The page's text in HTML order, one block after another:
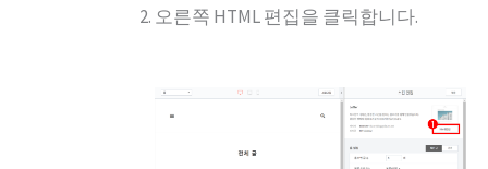
오른쪽 HTML 편집을 클릭합니다.